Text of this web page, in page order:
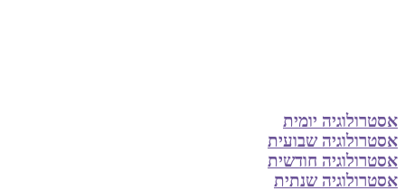
אסטרולוגיה יומית
אסטרולוגיה שבועית
אסטרולוגיה חודשית
אסטרולוגיה שנתית